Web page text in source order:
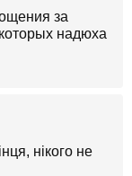
за
надюха
нікого не